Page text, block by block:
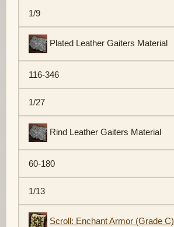
1/9
Plated Leather Gaiters Material
116-346
1/27
Rind Leather Gaiters Material
60-180
1/13
Scroll: Enchant Armor (Grade C)